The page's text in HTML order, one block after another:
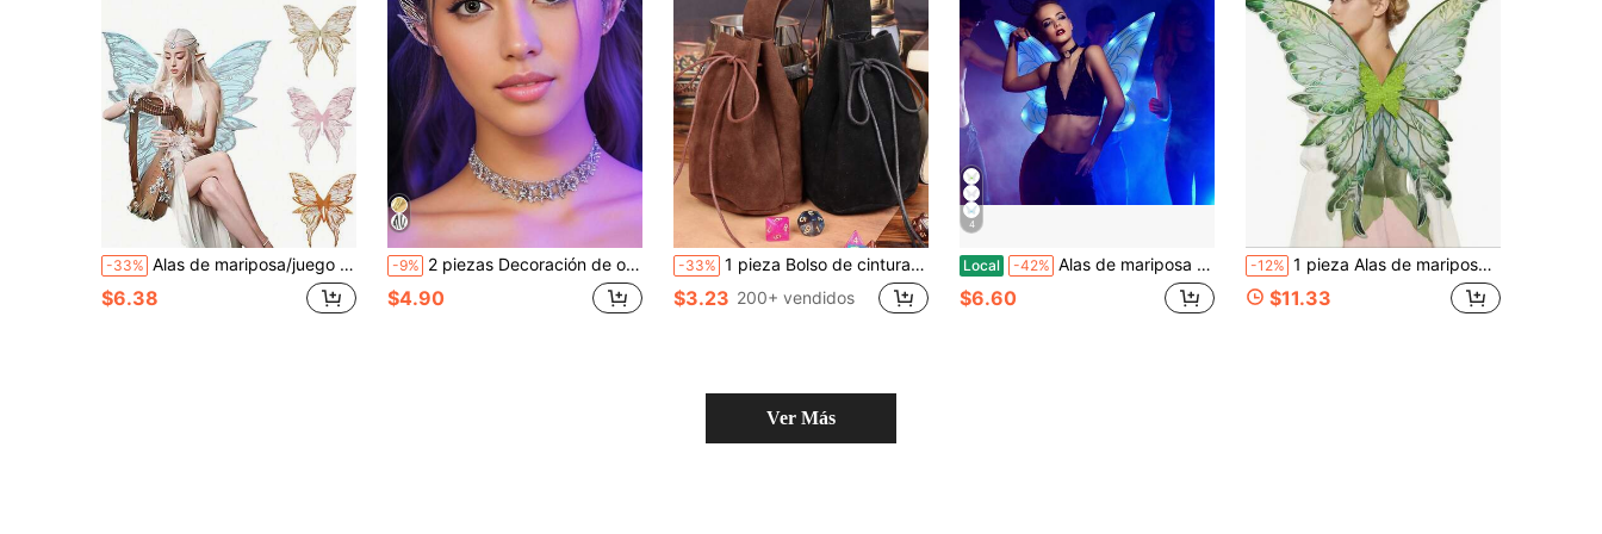
-33% Alas de mariposa/juego de alas de gran tamaño con estampado de cuatro hojas, alas transparentes brillantes para disfraz de hada, ángel o mariposa para adultos en Halloween
$6.38
-9% 2 piezas Decoración de orejas de elfo, pendientes de clip con alas de mariposa de hada, accesorios de estilo vintage de moda para uso diario y Halloween
$4.90
-33% 1 pieza Bolso de cintura de cuero medieval de Halloween, bolsa de monedas con cordón vintage, accesorio de disfraz renacentista, accesorio de cosplay de bruja vikinga, mago y aventurero, bolso colgante para juego de rol de adultos
$3.23 200+ vendidos
4
Local -42% Alas de mariposa brillantes para niñas, alas de ángel y hada con luz para disfraz de fiesta de Halloween y cumpleaños
$6.60
-12% 1 pieza Alas de mariposa de hada grandes/Conjunto de disfraz de hada, adecuado para Halloween, Carnaval y varias fiestas festivas/fotografía, alas de mariposa de hada coloridas adecuadas para juegos de rol de disfraces, niña de flores de hada, atuendo festivo de mujer y decoración
$11.33
Ver Más